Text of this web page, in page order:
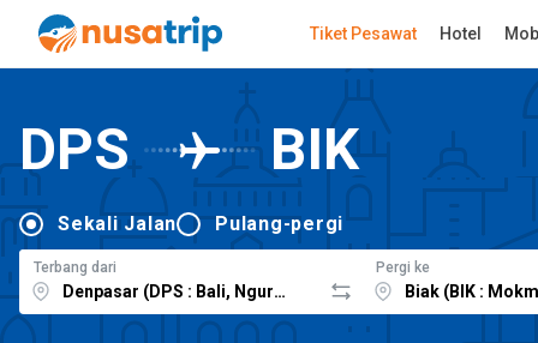
Tiket Pesawat Hotel
DPS BIK
Sekali Jalan Pulang-pergi
Terbang dari Pergi ke